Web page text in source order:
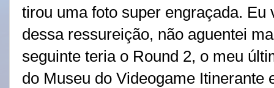
tirou uma foto super engraçada. Eu
dessa ressureição, não aguentei
seguinte teria o Round 2, o meu
do Museu do Videogame Itinerante